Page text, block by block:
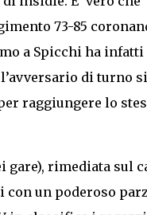
73-85
a Spicchi ha infatti
di turno si
raggiungere lo
gare), rimediata sul
con un poderoso